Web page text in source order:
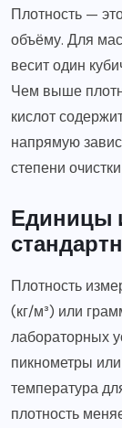
Плотность —
объёму. Для
весит один
Чем выше
кислот
напрямую
степени
Единицы
Плотность
(кг/м³) или
лабораторных
пикнометры
температура
плотность